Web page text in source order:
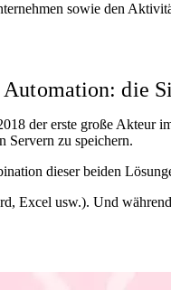
sowie den
die
der erste große Akteur
Servern zu speichern.
dieser beiden
Excel usw.). Und